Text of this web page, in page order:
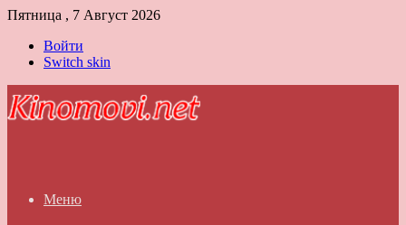
Пятница , 7 Август 2026
Войти
Switch skin
Меню